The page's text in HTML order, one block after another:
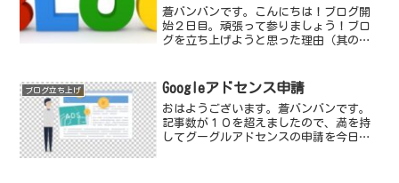
蒼バンバンです。こんにちは！ブログ開
始２日目。頑張って参りましょう！ブロ
グを立ち上げようと思った理由（其の
経験を習得したいと考えています。既に
ブログアフェリエイトは...
ブログ立ち上げ Googleアドセンス申請
おはようございます。蒼バンバンです。
記事数が１０を超えましたので、満を持
してグーグルアドセンスの申請を今日は